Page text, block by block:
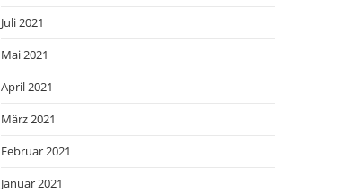
Juli 2021
Mai 2021
April 2021
März 2021
Februar 2021
Januar 2021